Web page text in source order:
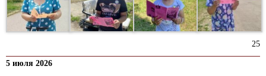
25
5 июля 2026